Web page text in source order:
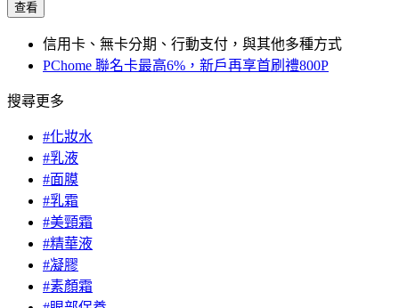
查看
信用卡、無卡分期、行動支付，與其他多種方式
PChome 聯名卡最高6%，新戶再享首刷禮800P
搜尋更多
#化妝水
#乳液
#面膜
#乳霜
#美頸霜
#精華液
#凝膠
#素顏霜